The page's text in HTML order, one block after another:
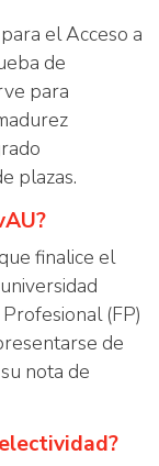
el Acceso a
de
para
plazas.
finalice el
(FP)
de
nota de